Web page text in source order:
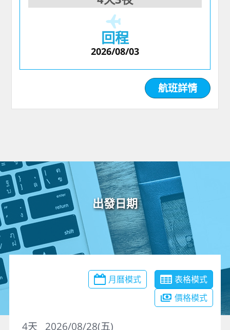
回程
2026/08/03
航班詳情
出發日期
月曆模式
表格模式
價格模式
2026/08/28(五)
4天